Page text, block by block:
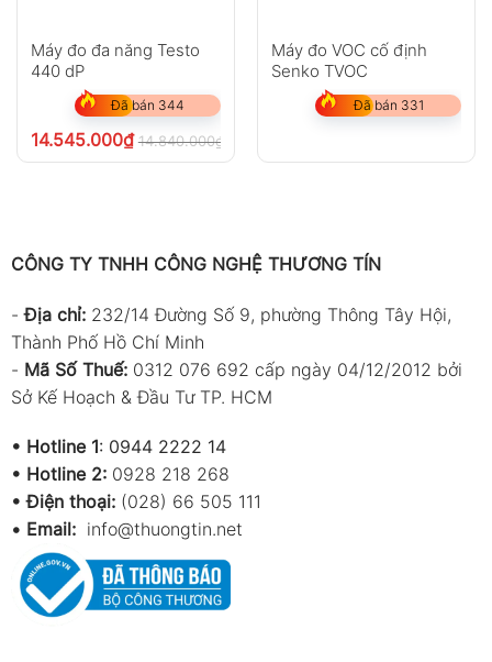
Máy đo đa năng Testo
440 dP
Đã bán 344
14.545.000₫ 14.840.000₫
Máy đo VOC cố định
Senko TVOC
Đã bán 331
CÔNG TY TNHH CÔNG NGHỆ THƯƠNG TÍN
-Địa chỉ: 232/14 Đường Số 9, phường Thông Tây Hội,
Thành Phố Hồ Chí Minh
- Mã Số Thuế: 0312 076 692 cấp ngày 04/12/2012 bởi
Sở Kế Hoạch & Đầu Tư TP. HCM
• Hotline 1: 0944 2222 14
• Hotline 2: 0928 218 268
• Điện thoại: (028) 66 505 111
• Email: info@thuongtin.net